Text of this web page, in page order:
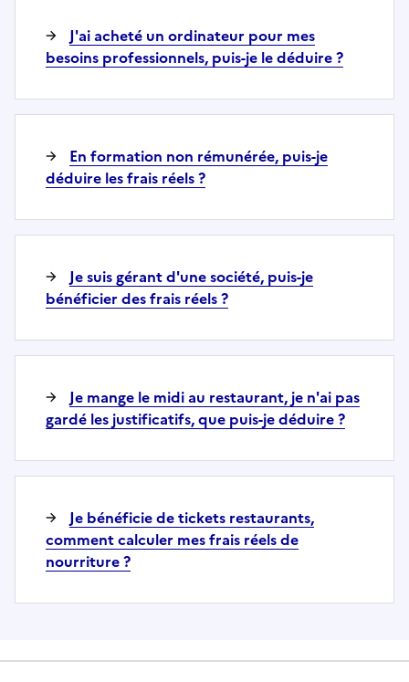
J'ai acheté un ordinateur pour mes
besoins professionnels, puis-je le déduire ?
En formation non rémunérée, puis-je
déduire les frais réels ?
Je suis gérant d'une société, puis-je
bénéficier des frais réels ?
Je mange le midi au restaurant, je n'ai pas
gardé les justificatifs, que puis-je déduire ?
Je bénéficie de tickets restaurants,
comment calculer mes frais réels de
nourriture ?